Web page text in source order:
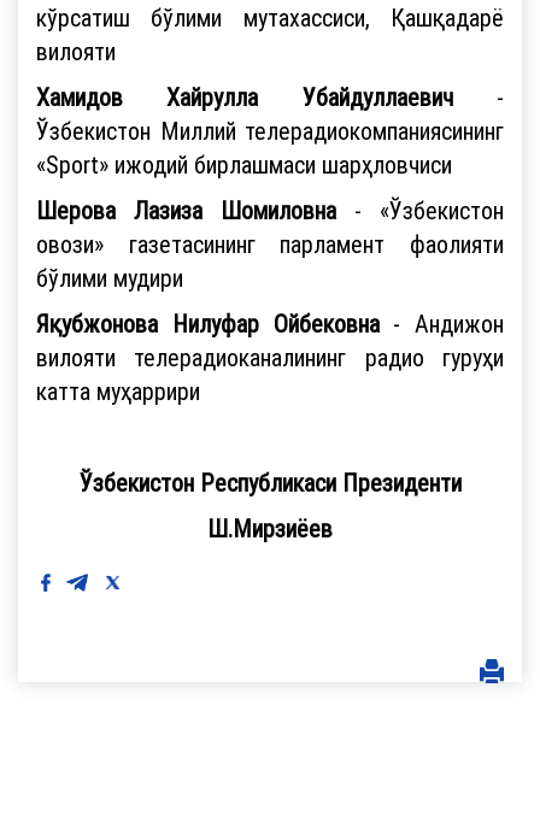
кўрсатиш бўлими мутахассиси, Қашқадарё
вилояти
Хамидов Хайрулла Убайдуллаевич-
Ўзбекистон Миллий телерадиокомпаниясининг
«Sport» ижодий бирлашмаси шарҳловчиси
Шерова Лазиза Шомиловна- «Ўзбекистон
овози» газетасининг парламент фаолияти
бўлими мудири
Яқубжонова Нилуфар Ойбековна- Андижон
вилояти телерадиоканалининг радио гуруҳи
катта муҳаррири
Ўзбекистон Республикаси Президенти
Ш.Мирзиёев